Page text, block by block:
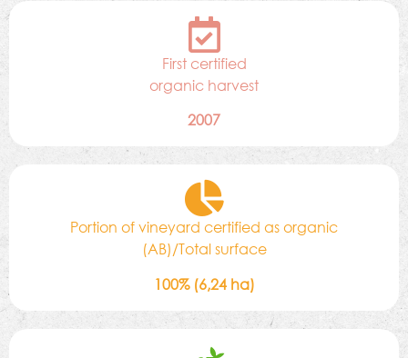
First certified
organic harvest
2007
Portion of vineyard certified as organic
(AB)/Total surface
100% (6,24 ha)